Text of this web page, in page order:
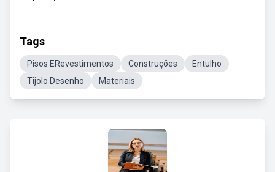
Tags
Pisos ERevestimentos Construções
Entulho
Tijolo Desenho
Materiais